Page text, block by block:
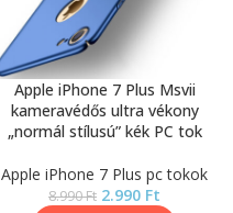
Apple iPhone 7 Plus Msvii
kameravédős ultra vékony
„normál stílusú” kék PC tok
Apple iPhone 7 Plus pc tokok
8.990Ft 2.990 Ft